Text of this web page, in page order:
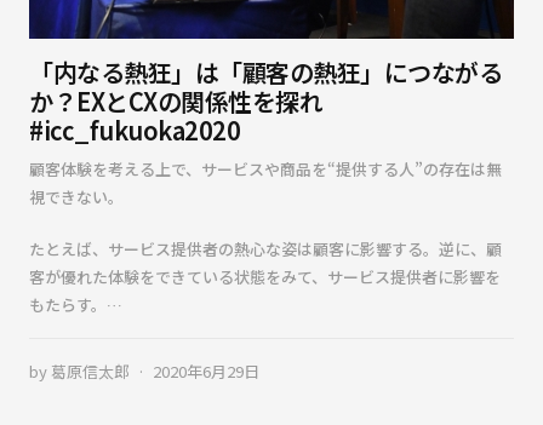
「内なる熱狂」は「顧客の熱狂」につながる
か？EXとCXの関係性を探れ
#icc_fukuoka2020
顧客体験を考える上で、サービスや商品を“提供する人”の存在は無
視できない。
たとえば、サービス提供者の熱心な姿は顧客に影響する。逆に、顧
客が優れた体験をできている状態をみて、サービス提供者に影響を
もたらす。…
by 葛原信太郎 2020年6月29日